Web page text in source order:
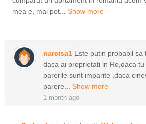
mea e, mai pot...
Show more
narcisa1 Este putin probabil sa
daca ai proprietati in Ro,daca
parerile sunt imparite ,daca
parere...
Show more
1 month ago